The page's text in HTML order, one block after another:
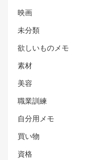
映画
未分類
欲しいものメモ
素材
美容
職業訓練
自分用メモ
買い物
資格